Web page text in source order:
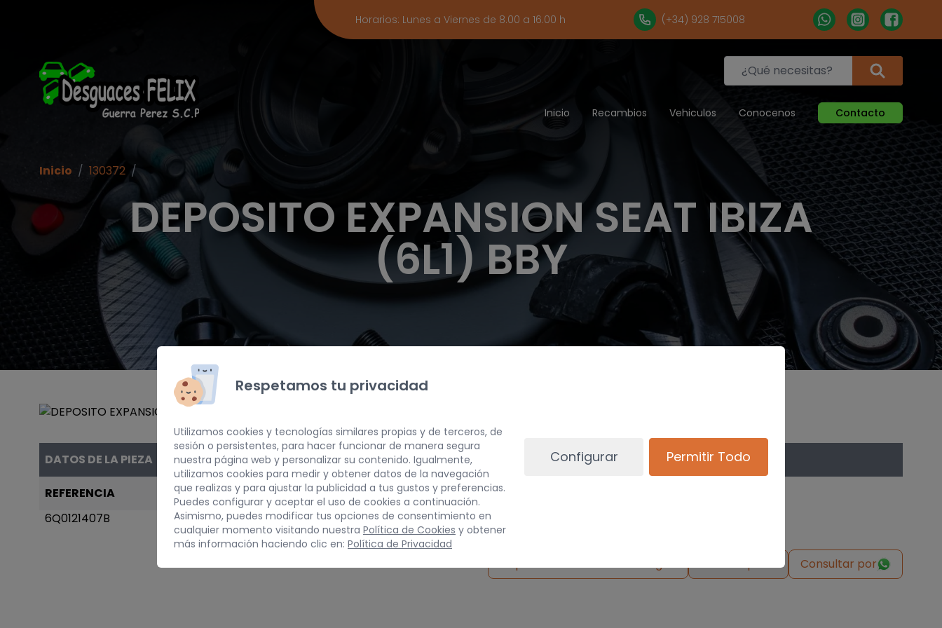
Horarios: Lunes a Viernes de 8.00 a 16.00 h (+34) 928 715008
Inicio Recambios Vehiculos Conocenos Contacto
DEPOSITO EXPANSION SEAT IBIZA
(6L1) BBY
Inicio / 130372 /
DATOS DE LA PIEZA
REFERENCIA
6Q0121407B
AÑO
2002
PESO
30 kg
Inspeccionar vehículo de origen Solicitar pieza Consultar por
Respetamos tu privacidad
Utilizamos cookies y tecnologías similares propias y de terceros, de
sesión o persistentes, para hacer funcionar de manera segura
nuestra página web y personalizar su contenido. Igualmente,
utilizamos cookies para medir y obtener datos de la navegación
que realizas y para ajustar la publicidad a tus gustos y preferencias.
Puedes configurar y aceptar el uso de cookies a continuación.
Asimismo, puedes modificar tus opciones de consentimiento en
cualquier momento visitando nuestra Política de Cookies y obtener
más información haciendo clic en: Política de Privacidad
Configurar Permitir Todo